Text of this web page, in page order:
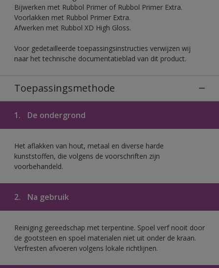
Bijwerken met Rubbol Primer of Rubbol Primer Extra.
Voorlakken met Rubbol Primer Extra.
Afwerken met Rubbol XD High Gloss.
Voor gedetailleerde toepassingsinstructies verwijzen wij
naar het technische documentatieblad van dit product.
Toepassingsmethode
1. De ondergrond
Het aflakken van hout, metaal en diverse harde
kunststoffen, die volgens de voorschriften zijn
voorbehandeld.
2. Na gebruik
Reiniging gereedschap met terpentine. Spoel verf nooit door
de gootsteen en spoel materialen niet uit onder de kraan.
Verfresten afvoeren volgens lokale richtlijnen.